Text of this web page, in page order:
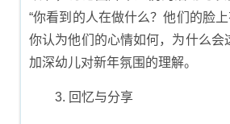
“你看到的人在做什么？他们的脸上
你认为他们的心情如何，为什么会
加深幼儿对新年氛围的理解。
3. 回忆与分享